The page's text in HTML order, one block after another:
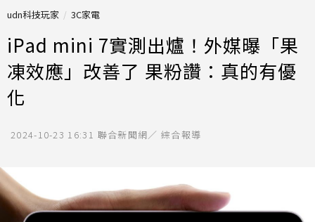
udn科技玩家 3C家電
iPad mini 7實測出爐！外媒曝「果
凍效應」改善了 果粉讚：真的有優
化
2024-10-23 16:31 聯合新聞網／ 綜合報導